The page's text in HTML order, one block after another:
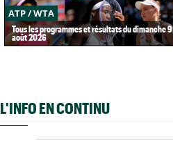
ATP / WTA
Tous les programmes et résultats du dimanche 9
août 2026
L'INFO EN CONTINU